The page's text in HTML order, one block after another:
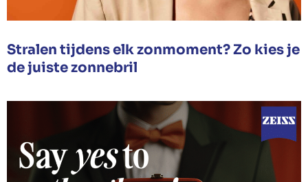
Stralen tijdens elk zonmoment? Zo kies je
de juiste zonnebril